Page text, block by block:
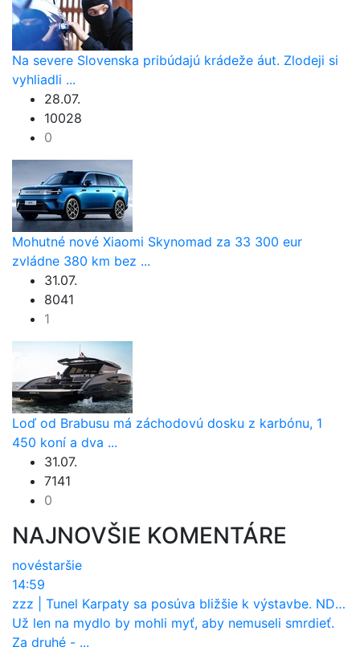
Na severe Slovenska pribúdajú krádeže áut. Zlodeji si
vyhliadli ...
28.07.
10028
0
Mohutné nové Xiaomi Skynomad za 33 300 eur
zvládne 380 km bez ...
31.07.
8041
1
Loď od Brabusu má záchodovú dosku z karbónu, 1
450 koní a dva ...
31.07.
7141
0
NAJNOVŠIE KOMENTÁRE
novéstaršie
14:59
zzz
Tunel Karpaty sa posúva bližšie k výstavbe. NDS urobila dôležitý krok
Už len na mydlo by mohli myť, aby nemuseli smrdieť.
Za druhé - ...